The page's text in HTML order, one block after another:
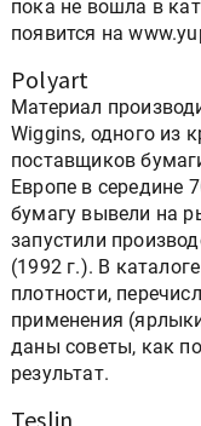
пока не вошла в
появится на
Polyart
Материал
Wiggins, одного из
поставщиков
Европе в середине
бумагу вывели на
запустили
(1992 г.). В
плотности,
применения
даны советы, как
результат.
Teslin